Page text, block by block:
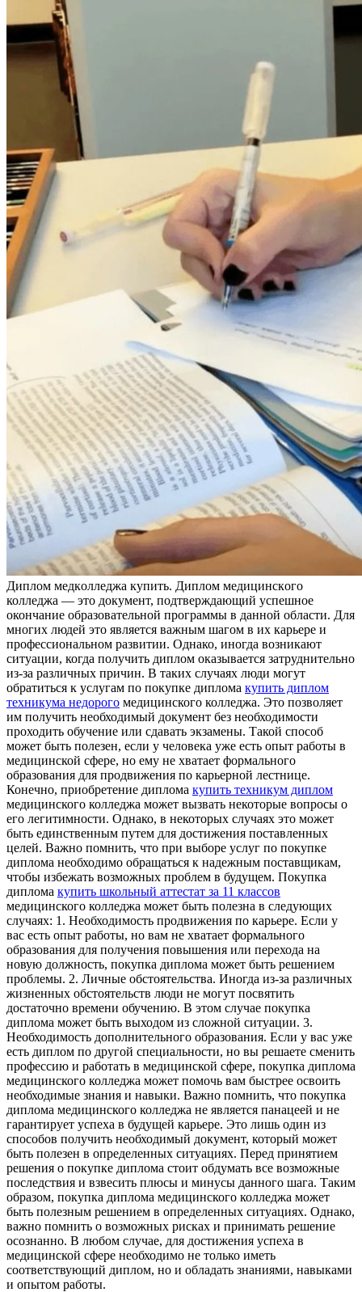
Диплoм мeдкoллeджa купить. Диплoм мeдицинскoгo
колледжа — это документ, подтверждающий успешное
окончание образовательной программы в данной области. Для
многих людей это является важным шагом в их карьере и
профессиональном развитии. Однако, иногда возникают
ситуации, когда получить диплом оказывается затруднительно
из-за различных причин. В таких случаях люди могут
обратиться к услугам по покупке диплома купить диплом
техникума недорого медицинского колледжа. Это позволяет
им получить необходимый документ без необходимости
проходить обучение или сдавать экзамены. Такой способ
может быть полезен, если у человека уже есть опыт работы в
медицинской сфере, но ему не хватает формального
образования для продвижения по карьерной лестнице.
Конечно, приобретение диплома купить техникум диплом
медицинского колледжа может вызвать некоторые вопросы о
его легитимности. Однако, в некоторых случаях это может
быть единственным путем для достижения поставленных
целей. Важно помнить, что при выборе услуг по покупке
диплома необходимо обращаться к надежным поставщикам,
чтобы избежать возможных проблем в будущем. Покупка
диплома купить школьный аттестат за 11 классов
медицинского колледжа может быть полезна в следующих
случаях: 1. Необходимость продвижения по карьере. Если у
вас есть опыт работы, но вам не хватает формального
образования для получения повышения или перехода на
новую должность, покупка диплома может быть решением
проблемы. 2. Личные обстоятельства. Иногда из-за различных
жизненных обстоятельств люди не могут посвятить
достаточно времени обучению. В этом случае покупка
диплома может быть выходом из сложной ситуации. 3.
Необходимость дополнительного образования. Если у вас уже
есть диплом по другой специальности, но вы решаете сменить
профессию и работать в медицинской сфере, покупка диплома
медицинского колледжа может помочь вам быстрее освоить
необходимые знания и навыки. Важно помнить, что покупка
диплома медицинского колледжа не является панацеей и не
гарантирует успеха в будущей карьере. Это лишь один из
способов получить необходимый документ, который может
быть полезен в определенных ситуациях. Перед принятием
решения о покупке диплома стоит обдумать все возможные
последствия и взвесить плюсы и минусы данного шага. Таким
образом, покупка диплома медицинского колледжа может
быть полезным решением в определенных ситуациях. Однако,
важно помнить о возможных рисках и принимать решение
осознанно. В любом случае, для достижения успеха в
медицинской сфере необходимо не только иметь
соответствующий диплом, но и обладать знаниями, навыками
и опытом работы.